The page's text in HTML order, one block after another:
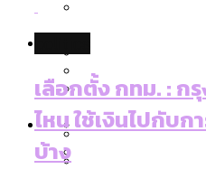
สมุดจดการบ้าน
ปัญหาอะไรที่ ส.
ขึ้นและเข้าถึงได้
ขยะมูลฝอย
ประเทศไหนทำได้
สำรวจ Hate
วิดีโอ AI ในช่วง
เมกะโปรเจ็กต์ข
งบคาบเกี่ยวในยุ
ไหน
Future
สังคมผู้สูงอายุ
Database
เลือกตั้ง กทม. : ก
ไหน ใช้เงินไปกับ
บ้าง